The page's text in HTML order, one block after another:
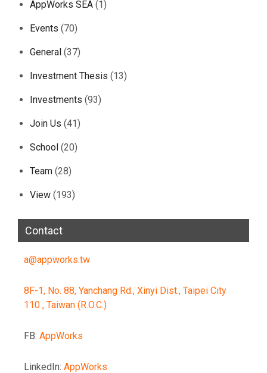
AppWorks SEA (1)
Events (70)
General (37)
Investment Thesis (13)
Investments (93)
Join Us (41)
School (20)
Team (28)
View (193)
Contact
a@appworks.tw
8F-1, No. 88, Yanchang Rd., Xinyi Dist., Taipei City
110 , Taiwan (R.O.C.)
FB: AppWorks
LinkedIn: AppWorks